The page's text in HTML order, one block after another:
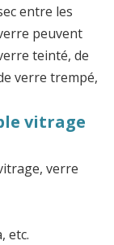
entre les
peuvent
teinté, de
verre trempé,
vitrage
verre
etc.